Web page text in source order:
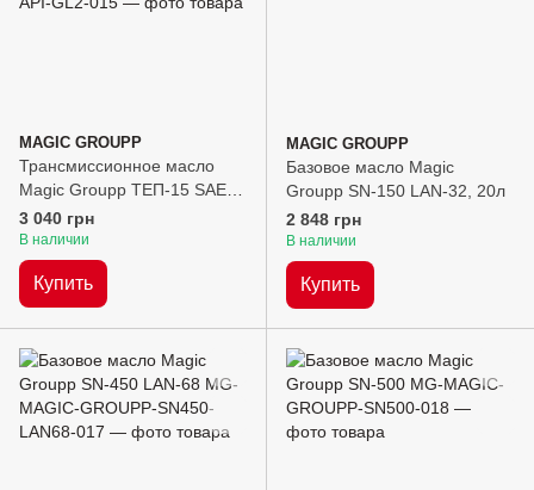
MAGIC GROUPP
Трансмиссионное масло
Magic Groupp ТЕП-15 SAE
90 API GL-2, 20л
3 040 грн
В наличии
Купить
MAGIC GROUPP
Базовое масло Magic
Groupp SN-150 LAN-32, 20л
2 848 грн
В наличии
Купить